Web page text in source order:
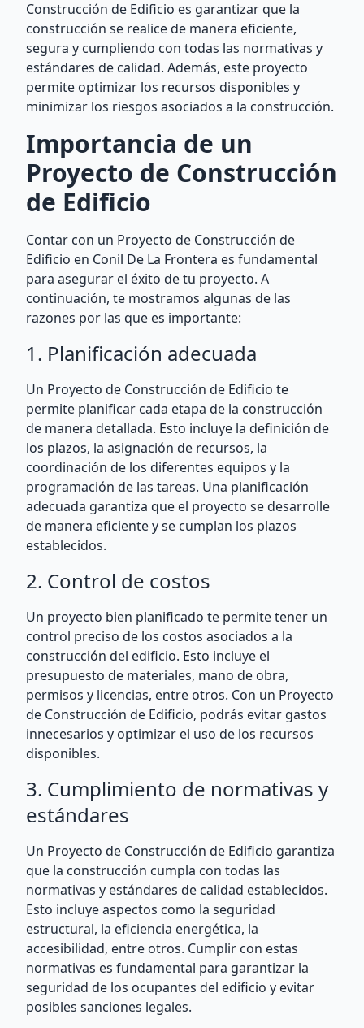
Construcción de Edificio es garantizar que la
construcción se realice de manera eficiente,
segura y cumpliendo con todas las normativas y
estándares de calidad. Además, este proyecto
permite optimizar los recursos disponibles y
minimizar los riesgos asociados a la construcción.
Importancia de un
Proyecto de Construcción
de Edificio
Contar con un Proyecto de Construcción de
Edificio en Conil De La Frontera es fundamental
para asegurar el éxito de tu proyecto. A
continuación, te mostramos algunas de las
razones por las que es importante:
1. Planificación adecuada
Un Proyecto de Construcción de Edificio te
permite planificar cada etapa de la construcción
de manera detallada. Esto incluye la definición de
los plazos, la asignación de recursos, la
coordinación de los diferentes equipos y la
programación de las tareas. Una planificación
adecuada garantiza que el proyecto se desarrolle
de manera eficiente y se cumplan los plazos
establecidos.
2. Control de costos
Un proyecto bien planificado te permite tener un
control preciso de los costos asociados a la
construcción del edificio. Esto incluye el
presupuesto de materiales, mano de obra,
permisos y licencias, entre otros. Con un Proyecto
de Construcción de Edificio, podrás evitar gastos
innecesarios y optimizar el uso de los recursos
disponibles.
3. Cumplimiento de normativas y
estándares
Un Proyecto de Construcción de Edificio garantiza
que la construcción cumpla con todas las
normativas y estándares de calidad establecidos.
Esto incluye aspectos como la seguridad
estructural, la eficiencia energética, la
accesibilidad, entre otros. Cumplir con estas
normativas es fundamental para garantizar la
seguridad de los ocupantes del edificio y evitar
posibles sanciones legales.